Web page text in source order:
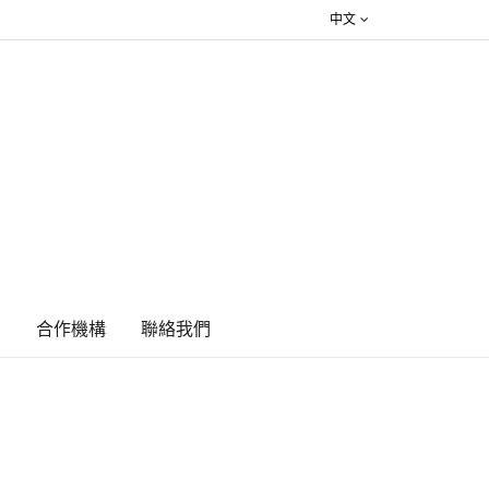
中文
合作機構 ​聯絡我們